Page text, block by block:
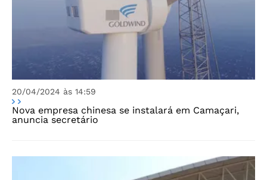
20/04/2024 às 14:59
Nova empresa chinesa se instalará em Camaçari,
anuncia secretário